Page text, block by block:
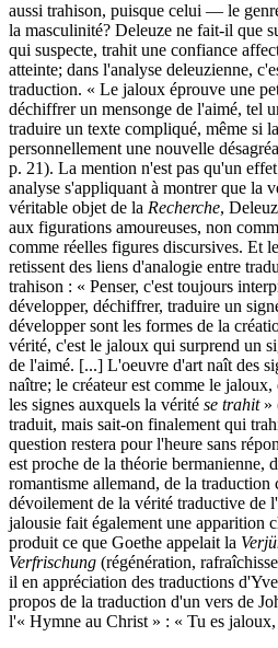
aussi trahison, puisque celui — le
la masculinité? Deleuze ne fait-il que
qui suspecte, trahit une confiance
atteinte; dans l'analyse deleuzienne,
traduction. « Le jaloux éprouve une
déchiffrer un mensonge de l'aimé, tel
traduire un texte compliqué, même si
personnellement une nouvelle
p. 21). La mention n'est pas qu'un
analyse s'appliquant à montrer que la
véritable objet de la Recherche,
aux figurations amoureuses, non
comme réelles figures discursives. Et
retissent des liens d'analogie entre
trahison : « Penser, c'est toujours
développer, déchiffrer, traduire un
développer sont les formes de la
vérité, c'est le jaloux qui surprend un
de l'aimé. [...] L'oeuvre d'art naît des
naître; le créateur est comme le
les signes auxquels la vérité se trahit»
traduit, mais sait-on finalement qui
question restera pour l'heure sans
est proche de la théorie bermanienne,
romantisme allemand, de la traduction
dévoilement de la vérité traductive de
jalousie fait également une apparition
produit ce que Goethe appelait la
Verfrischung (régénération,
il en appréciation des traductions
propos de la traduction d'un vers de
l'« Hymne au Christ » : « Tu es